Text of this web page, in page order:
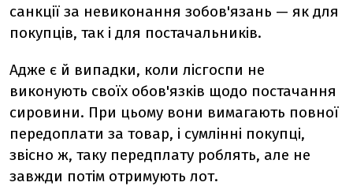
санкції за невиконання зобов'язань — як для
покупців, так і для постачальників.
Адже є й випадки, коли лісгоспи не
виконують своїх обов'язків щодо постачання
сировини. При цьому вони вимагають повної
передоплати за товар, і сумлінні покупці,
звісно ж, таку передплату роблять, але не
завжди потім отримують лот.